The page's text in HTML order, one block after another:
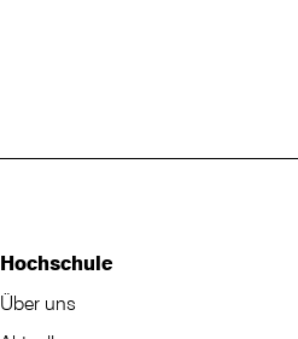
Hochschule
Über uns